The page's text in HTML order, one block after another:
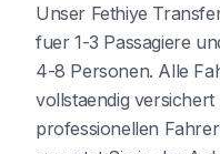
Unser Fethiye
fuer 1-3 Passagiere
4-8 Personen. Alle
vollstaendig
professionellen